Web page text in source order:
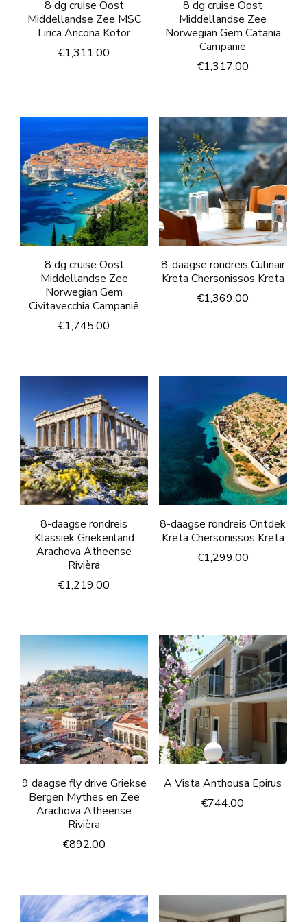
8 dg cruise Oost
Middellandse Zee MSC
Lirica Ancona Kotor
€1,311.00
8 dg cruise Oost
Middellandse Zee
Norwegian Gem Catania
Campanië
€1,317.00
8 dg cruise Oost
Middellandse Zee
Norwegian Gem
Civitavecchia Campanië
€1,745.00
8-daagse rondreis Culinair
Kreta Chersonissos Kreta
€1,369.00
8-daagse rondreis
Klassiek Griekenland
Arachova Atheense
Rivièra
€1,219.00
8-daagse rondreis Ontdek
Kreta Chersonissos Kreta
€1,299.00
9 daagse fly drive Griekse
Bergen Mythes en Zee
Arachova Atheense
Rivièra
€892.00
A Vista Anthousa Epirus
€744.00